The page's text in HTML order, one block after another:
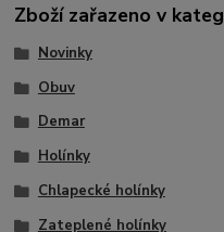
Zboží zařazeno v
Novinky
Obuv
Demar
Holínky
Chlapecké holínky
Zateplené holínky